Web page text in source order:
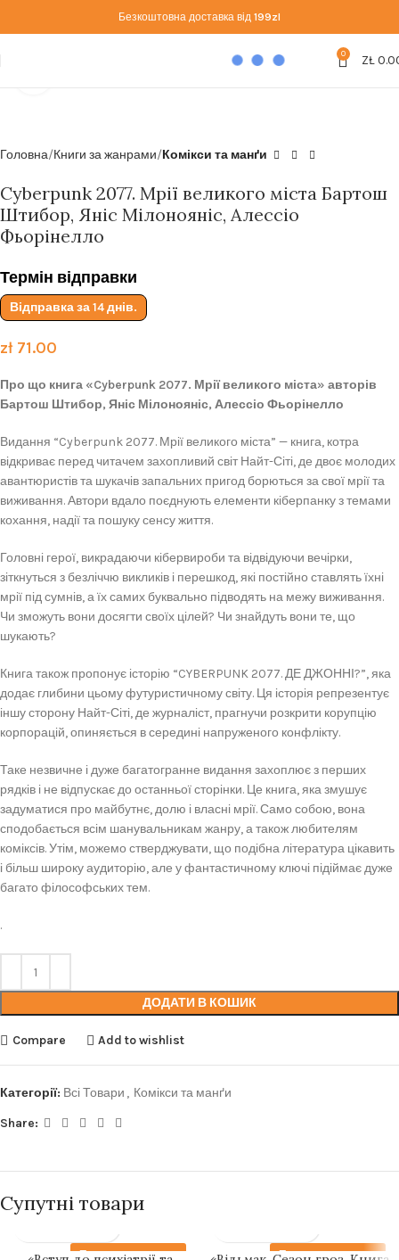
Безкоштовна доставка від 199zl
0 ZŁ
Головна Книги за жанрами Комікси та манґи
Cyberpunk 2077. Мрії великого міста Бартош
Штибор, Яніс Мілонояніс, Алессіо
Фьорінелло
Термін відправки
Відправка за 14 днів.
zł71.00
Про що книга «Cyberpunk 2077. Мрії великого міста» авторів
Бартош Штибор, Яніс Мілонояніс, Алессіо Фьорінелло
Видання “Cyberpunk 2077. Мрії великого міста” — книга, котра
відкриває перед читачем захопливий світ Найт-Сіті, де двоє молодих
авантюристів та шукачів запальних пригод борються за свої мрії та
виживання. Автори вдало поєднують елементи кіберпанку з темами
кохання, надії та пошуку сенсу життя.
Головні герої, викрадаючи кібервироби та відвідуючи вечірки,
зіткнуться з безліччю викликів і перешкод, які постійно ставлять їхні
мрії під сумнів, а їх самих буквально підводять на межу виживання.
Чи зможуть вони досягти своїх цілей? Чи знайдуть вони те, що
шукають?
Книга також пропонує історію “CYBERPUNK 2077. ДЕ ДЖОННІ?”, яка
додає глибини цьому футуристичному світу. Ця історія репрезентує
іншу сторону Найт-Сіті, де журналіст, прагнучи розкрити корупцію
корпорацій, опиняється в середині напруженого конфлікту.
Таке незвичне і дуже багатогранне видання захоплює з перших
рядків і не відпускає до останньої сторінки. Це книга, яка змушує
задуматися про майбутнє, долю і власні мрії. Само собою, вона
сподобається всім шанувальникам жанру, а також любителям
коміксів. Утім, можемо стверджувати, що подібна література цікавить
і більш широку аудиторію, але у фантастичному ключі підіймає дуже
багато філософських тем.
.
ДОДАТИ В КОШИК
Compare Add to wishlist
Категорії: Всі Товари , Комікси та манґи
Share:
Супутні товари
Передзамовлення Передзамовлення